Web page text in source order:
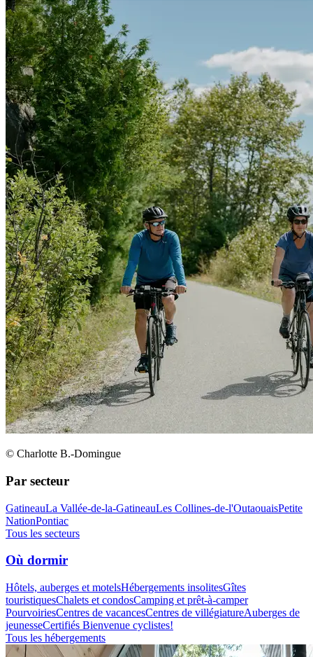
© Charlotte B.-Domingue
Par secteur
GatineauLa Vallée-de-la-GatineauLes Collines-de-l'OutaouaisPetite
NationPontiac
Tous les secteurs
Où dormir
Hôtels, auberges et motelsHébergements insolitesGîtes
touristiquesChalets et condosCamping et prêt-à-camper
PourvoiriesCentres de vacancesCentres de villégiatureAuberges de
jeunesseCertifiés Bienvenue cyclistes!
Tous les hébergements